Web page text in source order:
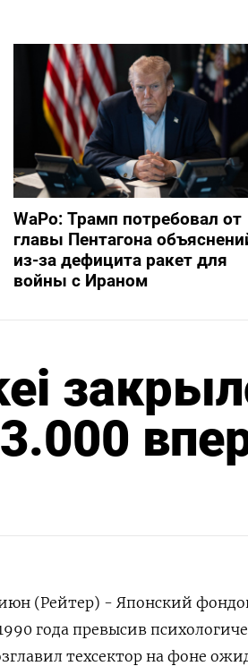
WaPo: Трамп потребовал от
главы Пентагона
из-за дефицита ракет для
войны с Ираном
(Рейтер) - Японский
года превысив
техсектор на фоне